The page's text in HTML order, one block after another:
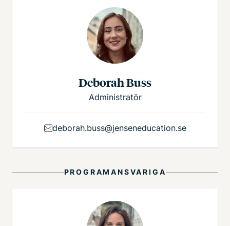
Deborah Buss
Administratör
deborah.buss@jenseneducation.se
PROGRAMANSVARIGA